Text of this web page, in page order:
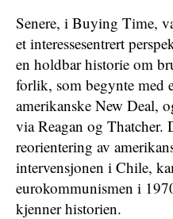
Senere, i Buying Time,
et interessesentrert
en holdbar historie om
forlik, som begynte med
amerikanske New Deal,
via Reagan og Thatcher.
reorientering av
intervensjonen i Chile,
eurokommunismen i
kjenner historien.